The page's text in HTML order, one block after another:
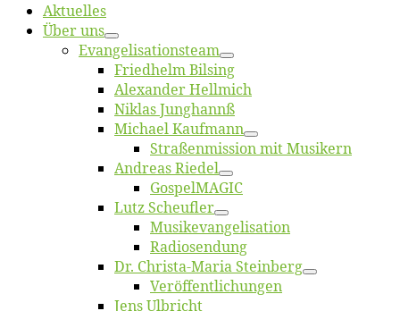
Ak­tu­el­les
Über uns
Evangelisa­tions­team
Fried­helm Bilsing
Alex­an­der Hellmich
Ni­klas Junghannß
Mi­cha­el Kaufmann
Straßenmis­sion mit Musikern
An­dre­as Riedel
Gos­pel­MA­GIC
Lutz Scheuf­ler
Musikevan­ge­li­sa­tion
Ra­dio­sen­dung
Dr. Chris­­ta-Ma­ria Steinberg
Ver­öf­fent­li­chun­gen
Jens Ulb­richt